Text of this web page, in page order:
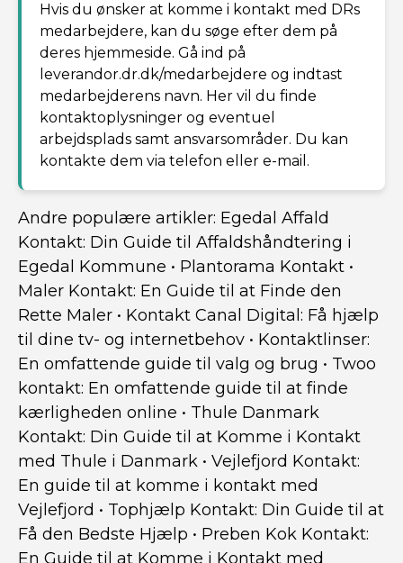
Hvis du ønsker at komme i kontakt med DRs
medarbejdere, kan du søge efter dem på
deres hjemmeside. Gå ind på
leverandor.dr.dk/medarbejdere og indtast
medarbejderens navn. Her vil du finde
kontaktoplysninger og eventuel
arbejdsplads samt ansvarsområder. Du kan
kontakte dem via telefon eller e-mail.
Andre populære artikler: Egedal Affald
Kontakt: Din Guide til Affaldshåndtering i
Egedal Kommune • Plantorama Kontakt •
Maler Kontakt: En Guide til at Finde den
Rette Maler • Kontakt Canal Digital: Få hjælp
til dine tv- og internetbehov • Kontaktlinser:
En omfattende guide til valg og brug • Twoo
kontakt: En omfattende guide til at finde
kærligheden online • Thule Danmark
Kontakt: Din Guide til at Komme i Kontakt
med Thule i Danmark • Vejlefjord Kontakt:
En guide til at komme i kontakt med
Vejlefjord • Tophjælp Kontakt: Din Guide til at
Få den Bedste Hjælp • Preben Kok Kontakt:
En Guide til at Komme i Kontakt med